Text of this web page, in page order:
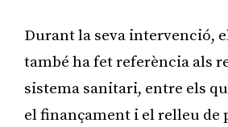
Durant la seva intervenció,
també ha fet referència als
sistema sanitari, entre els
el finançament i el relleu de